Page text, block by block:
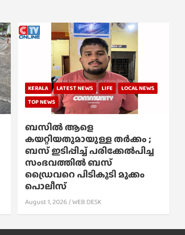
KERALA LATEST NEWS LIFE
LOCAL NEWS
TOP NEWS
ബസിൽ ആളെ
കയറ്റിയതുമായുള്ള തർക്കം ;
ബസ് ഇടിപ്പിച്ച് പരിക്കേൽപിച്ച
സംഭവത്തിൽ ബസ്
ഡ്രൈവറെ പിടികൂടി മുക്കം
പൊലീസ്
August 1, 2026 WEB DESK